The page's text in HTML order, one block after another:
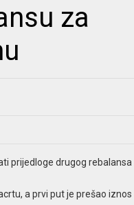
za
prijedloge drugog rebalansa
a prvi put je prešao iznos